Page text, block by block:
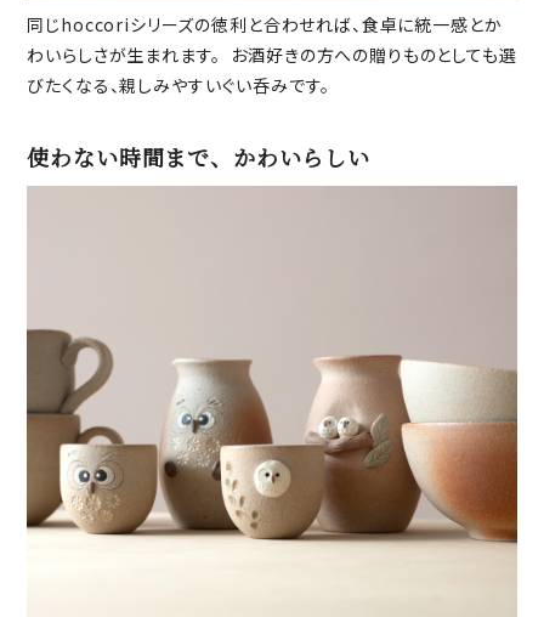
同じhoccoriシリーズの徳利と合わせれば、食卓に統一感とか
わいらしさが生まれます。 お酒好きの方への贈りものとしても選
びたくなる、親しみやすいぐい呑みです。
使わない時間まで、かわいらしい